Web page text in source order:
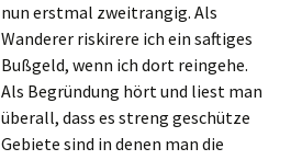
nun erstmal zweitrangig. Als
Wanderer riskirere ich ein saftiges
Bußgeld, wenn ich dort reingehe.
Als Begründung hört und liest man
überall, dass es streng geschütze
Gebiete sind in denen man die